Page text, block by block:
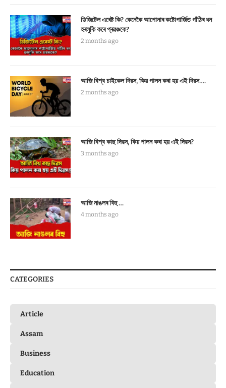
ডিজিটেল এৰেষ্ট কি? কেনেকৈ আপোনাৰ কষ্টোপাৰ্জিত গাঁঠিৰ ধন
হৰলুকি কৰে প্ৰৱঞ্চকে?
2 months ago
আজি বিশ্ব চাইকেল দিৱস, কিয় পালন কৰা হয় এই দিৱস….
2 months ago
আজি বিশ্ব কাছ দিৱস, কিয় পালন কৰা হয় এই দিৱস?
3 months ago
আজি নাঙলৰ বিহু …
4 months ago
CATEGORIES
Article
Assam
Business
Education